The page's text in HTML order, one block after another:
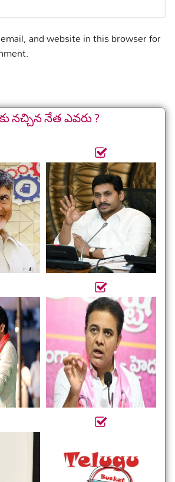
and website in this browser for
నచ్చిన నేత ఎవరు ?